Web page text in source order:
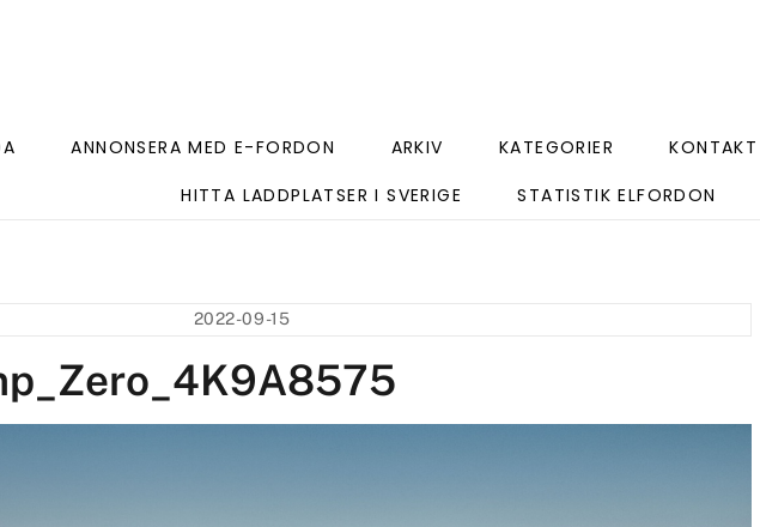
ANNONSERA MED E-FORDON ARKIV KATEGORIER KONTAKT
HITTA LADDPLATSER I SVERIGE
STATISTIK ELFORDON
2022-09-15